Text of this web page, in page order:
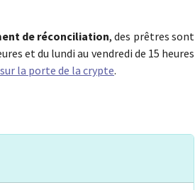
de réconciliation, des prêtres sont
et du lundi au vendredi de 15 heures
la porte de la crypte.